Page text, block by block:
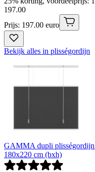
197.00
Prijs: 197.00 euro
Bekijk alles in plisségordijn
GAMMA dupli plisségordijn
180x220 cm (bxh)